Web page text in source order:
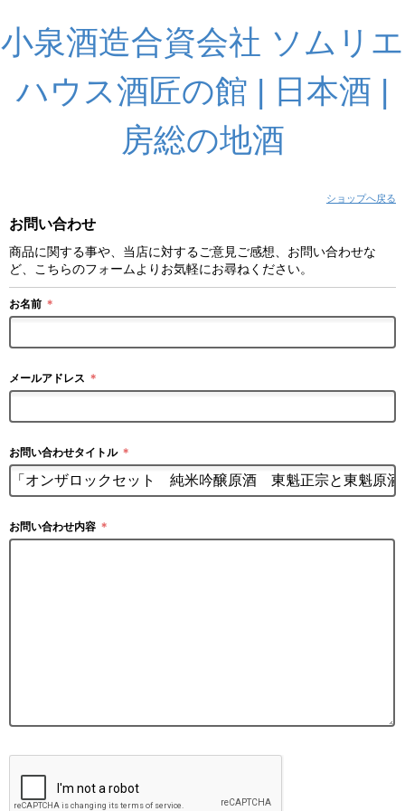
小泉酒造合資会社 ソムリエ
ハウス酒匠の館 | 日本酒 |
房総の地酒
ショップへ戻る
お問い合わせ
商品に関する事や、当店に対するご意見ご感想、お問い合わせな
ど、こちらのフォームよりお気軽にお尋ねください。
お名前 ＊
メールアドレス ＊
お問い合わせタイトル ＊
お問い合わせ内容 ＊